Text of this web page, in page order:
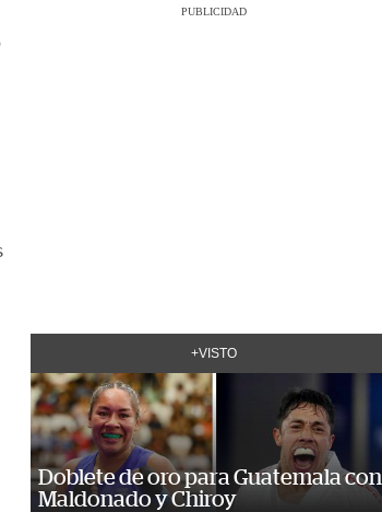
PUBLICIDAD
+VISTO
Doblete de oro para Guatemala con
Maldonado y Chiroy